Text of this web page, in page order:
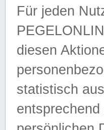
Für jeden
diesen
statistisch